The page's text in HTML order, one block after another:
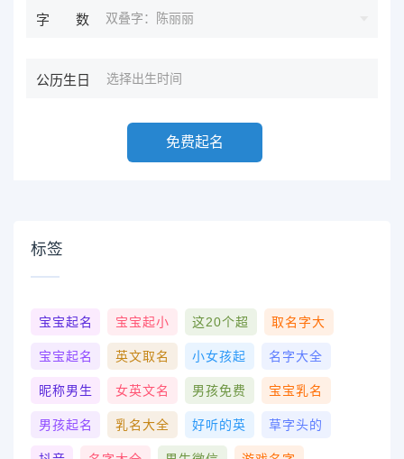
字数 双叠字：陈丽丽
公历生日
免费起名
标签
宝宝起名 宝宝起小 这20个超 取名字大
宝宝起名 英文取名 小女孩起 名字大全
昵称男生 女英文名 男孩免费 宝宝乳名
男孩起名 乳名大全 好听的英 草字头的